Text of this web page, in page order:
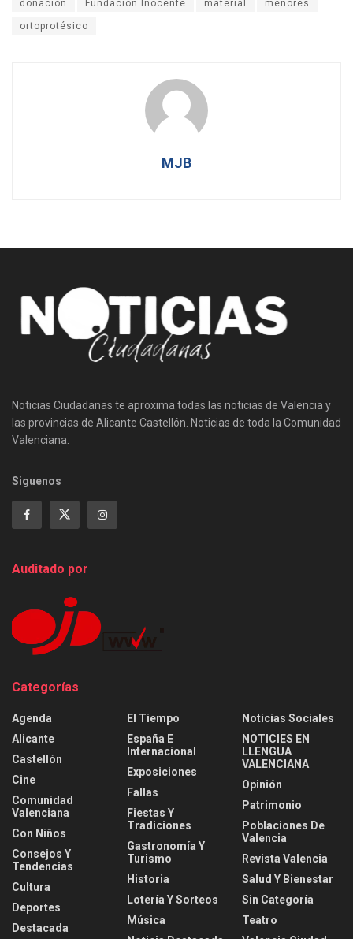
donación Fundación Inocente material menores
ortoprotésico
MJB
Noticias Ciudadanas te aproxima todas las noticias de Valencia y
las provincias de Alicante Castellón. Noticias de toda la Comunidad
Valenciana.
Siguenos
Auditado por
Categorías
Agenda
Alicante
Castellón
Cine
Comunidad
Valenciana
Con Niños
Consejos Y
Tendencias
Cultura
Deportes
Destacada
El Tiempo
España E
Internacional
Exposiciones
Fallas
Fiestas Y
Tradiciones
Gastronomía Y
Turismo
Historia
Lotería Y Sorteos
Música
Noticias Sociales
NOTICIES EN
LLENGUA
VALENCIANA
Opinión
Patrimonio
Poblaciones De
Valencia
Revista Valencia
Salud Y Bienestar
Sin Categoría
Teatro